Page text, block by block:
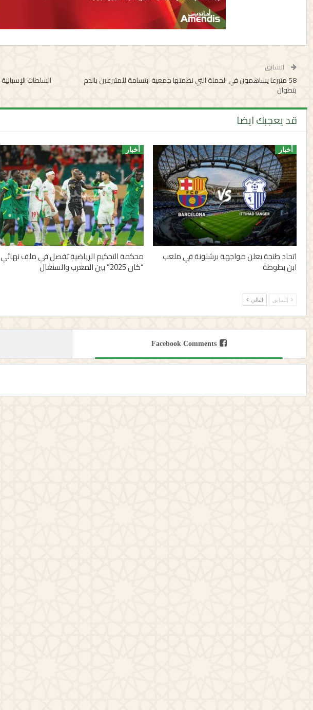
السابق
58 متبرعا يساهمون في الحملة التي نظمتها جمعية ابتسامة للمتبرعين بالدم
بتطوان
قد يعجبك ايضا
أخبار
اتحاد طنجة يعلن مواجهة برشلونة في ملعب
ابن بطوطة
أخبار
محكمة التحكيم الرياضية تفصل في ملف نهائي
“كان 2025” بين المغرب والسنغال
السابق التالي
Facebook Comments